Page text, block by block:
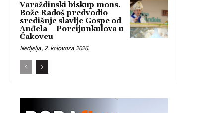
Varaždinski biskup mons.
Bože Radoš predvodio
središnje slavlje Gospe od
Anđela – Porcijunkulova u
Čakovcu
Nedjelja, 2. kolovoza 2026.